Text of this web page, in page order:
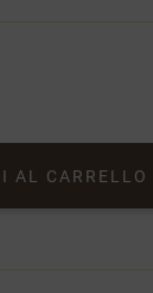
AL CARRELLO